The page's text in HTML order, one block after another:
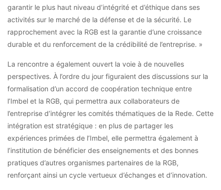
garantir le plus haut niveau d’intégrité et d’éthique dans ses
activités sur le marché de la défense et de la sécurité. Le
rapprochement avec la RGB est la garantie d’une croissance
durable et du renforcement de la crédibilité de l’entreprise. »
La rencontre a également ouvert la voie à de nouvelles
perspectives. À l’ordre du jour figuraient des discussions sur la
formalisation d’un accord de coopération technique entre
l’Imbel et la RGB, qui permettra aux collaborateurs de
l’entreprise d’intégrer les comités thématiques de la Rede. Cette
intégration est stratégique : en plus de partager les
expériences primées de l’Imbel, elle permettra également à
l’institution de bénéficier des enseignements et des bonnes
pratiques d’autres organismes partenaires de la RGB,
renforçant ainsi un cycle vertueux d’échanges et d’innovation.